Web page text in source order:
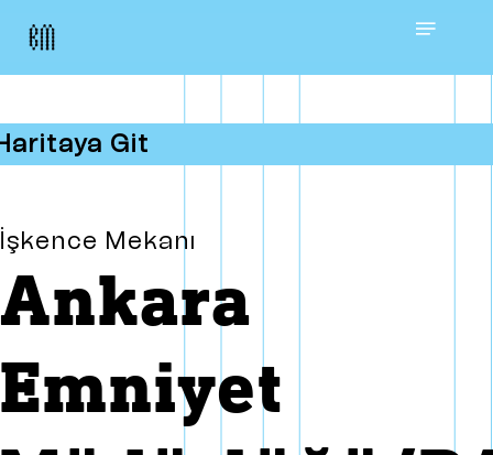
Skip
content
Menu
Git
İşkence Mekanı
Ankara
Emniyet